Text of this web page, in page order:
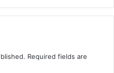
Required fields are